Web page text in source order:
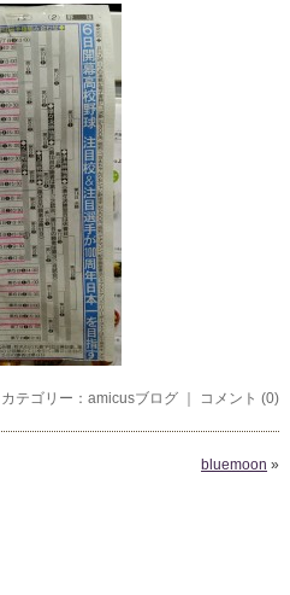
テゴリー：amicusブログ コメント (0)
bluemoon »